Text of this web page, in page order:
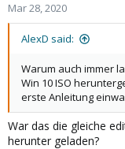
Mar 28, 2020
AlexD said:
Warum auch immer
Win 10 ISO
erste Anleitung
War das die gleiche
herunter geladen?